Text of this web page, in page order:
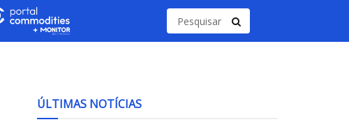
ÚLTIMAS NOTÍCIAS